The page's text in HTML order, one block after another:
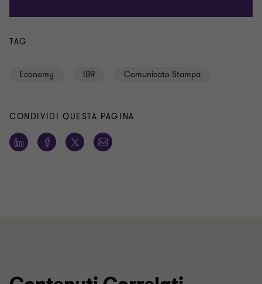
TAG
Economy IBR Comunicato Stampa
CONDIVIDI QUESTA PAGINA